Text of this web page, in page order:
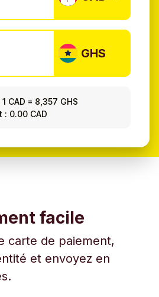
GHS
1 CAD = 8,357 GHS
0.00 CAD
facile
carte de paiement,
et envoyez en